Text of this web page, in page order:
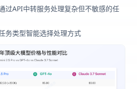
过API中转服务处理复杂但不敏感的任
务类型智能选择处理方式